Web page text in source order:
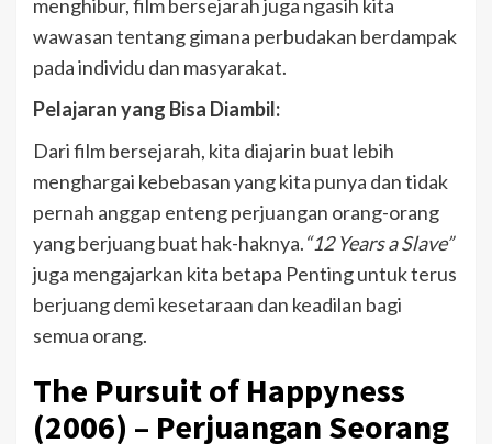
menghibur, film bersejarah juga ngasih kita
wawasan tentang gimana perbudakan berdampak
pada individu dan masyarakat.
Pelajaran yang Bisa Diambil:
Dari film bersejarah, kita diajarin buat lebih
menghargai kebebasan yang kita punya dan tidak
pernah anggap enteng perjuangan orang-orang
yang berjuang buat hak-haknya.“12 Years a Slave”
juga mengajarkan kita betapa Penting untuk terus
berjuang demi kesetaraan dan keadilan bagi
semua orang.
The Pursuit of Happyness
(2006) – Perjuangan Seorang